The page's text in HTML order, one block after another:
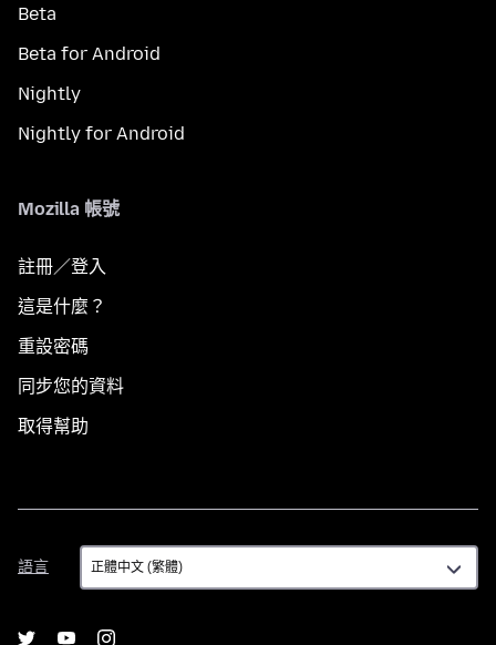
Beta
Beta for Android
Nightly
Nightly for Android
Mozilla 帳號
註冊／登入
這是什麼？
重設密碼
同步您的資料
取得幫助
語言
語
言